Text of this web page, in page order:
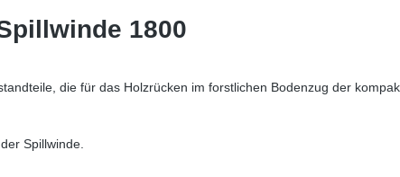
1800
die für das Holzrücken im forstlichen Bodenzug der
Spillwinde.